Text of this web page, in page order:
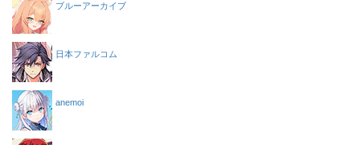
ブルーアーカイブ
日本ファルコム
anemoi